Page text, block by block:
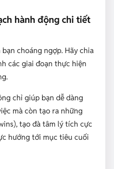
hành động chi tiết
choáng ngợp. Hãy chia
các giai đoạn thực hiện
chỉ giúp bạn dễ dàng
mà còn tạo ra những
tạo đà tâm lý tích cực
hướng tới mục tiêu cuối